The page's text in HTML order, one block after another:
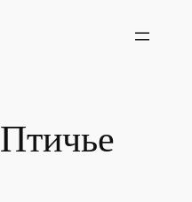
Птичье